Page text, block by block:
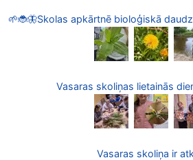
🌱🐞🦋Skolas apkārtnē bioloģiskā
Vasaras skoliņas lietainās
Vasaras skoliņa ir